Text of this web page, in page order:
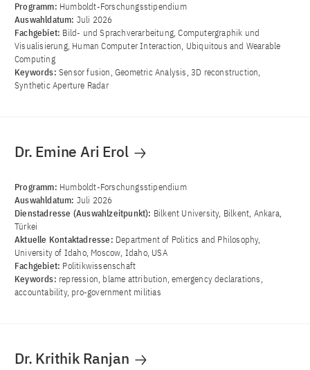
Programm: Humboldt-Forschungsstipendium
Auswahldatum: Juli 2026
Fachgebiet: Bild- und Sprachverarbeitung, Computergraphik und
Visualisierung, Human Computer Interaction, Ubiquitous and Wearable
Computing
Keywords: Sensor fusion, Geometric Analysis, 3D reconstruction,
Synthetic Aperture Radar
Dr. Emine Ari Erol
Programm: Humboldt-Forschungsstipendium
Auswahldatum: Juli 2026
Dienstadresse (Auswahlzeitpunkt): Bilkent University, Bilkent, Ankara,
Türkei
Aktuelle Kontaktadresse: Department of Politics and Philosophy,
University of Idaho, Moscow, Idaho, USA
Fachgebiet: Politikwissenschaft
Keywords: repression, blame attribution, emergency declarations,
accountability, pro-government militias
Dr. Krithik Ranjan